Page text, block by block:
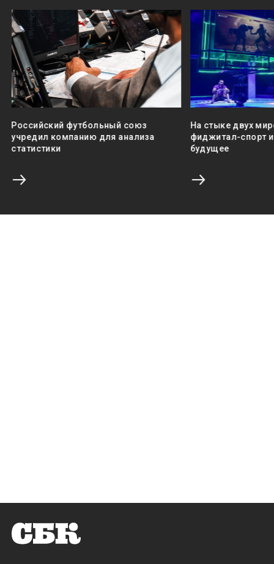
Российский футбольный союз
учредил компанию для анализа
статистики
На стыке двух
фиджитал-спорт
будущее